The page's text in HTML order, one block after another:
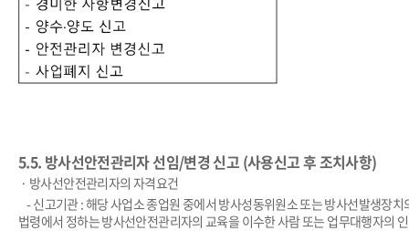
5.5. 방사선안전관리자 선임/변경 신고 (사용신고 후 조치사항)
· 방사선안전관리자의 자격요건
-신고기관:해당 사업소 종업원 중에서 방사성동위원소 또는 방사선발생장치
법령에서 정하는 방사선안전관리자의 교육을 이수한 사람 또는 업무대행자의